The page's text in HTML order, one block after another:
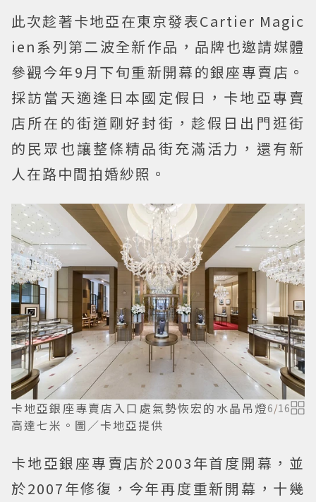
此次趁著卡地亞在東京發表Cartier Magic
ien系列第二波全新作品，品牌也邀請媒體
參觀今年9月下旬重新開幕的銀座專賣店。
採訪當天適逢日本國定假日，卡地亞專賣
店所在的街道剛好封街，趁假日出門逛街
的民眾也讓整條精品街充滿活力，還有新
人在路中間拍婚紗照。
卡地亞銀座專賣店入口處氣勢恢宏的水晶吊燈
高達七米。圖／卡地亞提供
6/16
卡地亞銀座專賣店於2003年首度開幕，並
於2007年修復，今年再度重新開幕，十幾